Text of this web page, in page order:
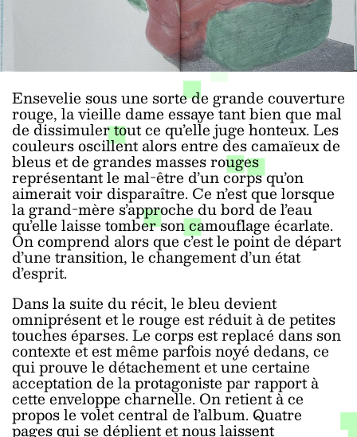
Ensevelie sous une sorte de grande couverture
rouge, la vieille dame essaye tant bien que mal
de dissimuler tout ce qu’elle juge honteux. Les
couleurs oscillent alors entre des camaïeux de
bleus et de grandes masses rouges
représentant le mal-être d’un corps qu’on
aimerait voir disparaître. Ce n’est que lorsque
la grand-mère s’approche du bord de l’eau
qu’elle laisse tomber son camouflage écarlate.
On comprend alors que c’est le point de départ
d’une transition, le changement d’un état
d’esprit.
Dans la suite du récit, le bleu devient
omniprésent et le rouge est réduit à de petites
touches éparses. Le corps est replacé dans son
contexte et est même parfois noyé dedans, ce
qui prouve le détachement et une certaine
acceptation de la protagoniste par rapport à
cette enveloppe charnelle. On retient à ce
propos le volet central de l’album. Quatre
pages qui se déplient et nous laissent